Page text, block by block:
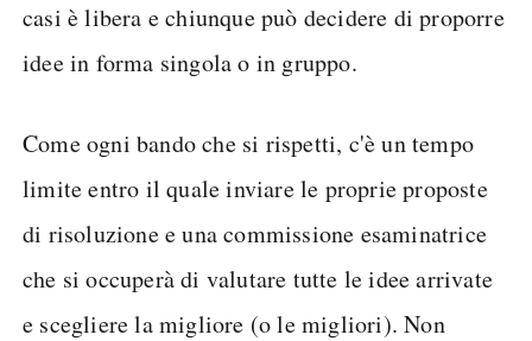
casi è libera e chiunque può decidere di proporre
idee in forma singola o in gruppo.
Come ogni bando che si rispetti, c'è un tempo
limite entro il quale inviare le proprie proposte
di risoluzione e una commissione esaminatrice
che si occuperà di valutare tutte le idee arrivate
e scegliere la migliore (o le migliori). Non